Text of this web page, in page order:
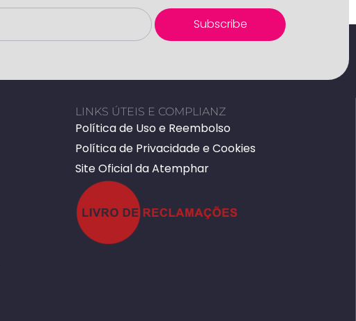
Subscribe
LINKS ÚTEIS E COMPLIANZ
Política de Uso e Reembolso
Política de Privacidade e Cookies
Site Oficial da Atemphar